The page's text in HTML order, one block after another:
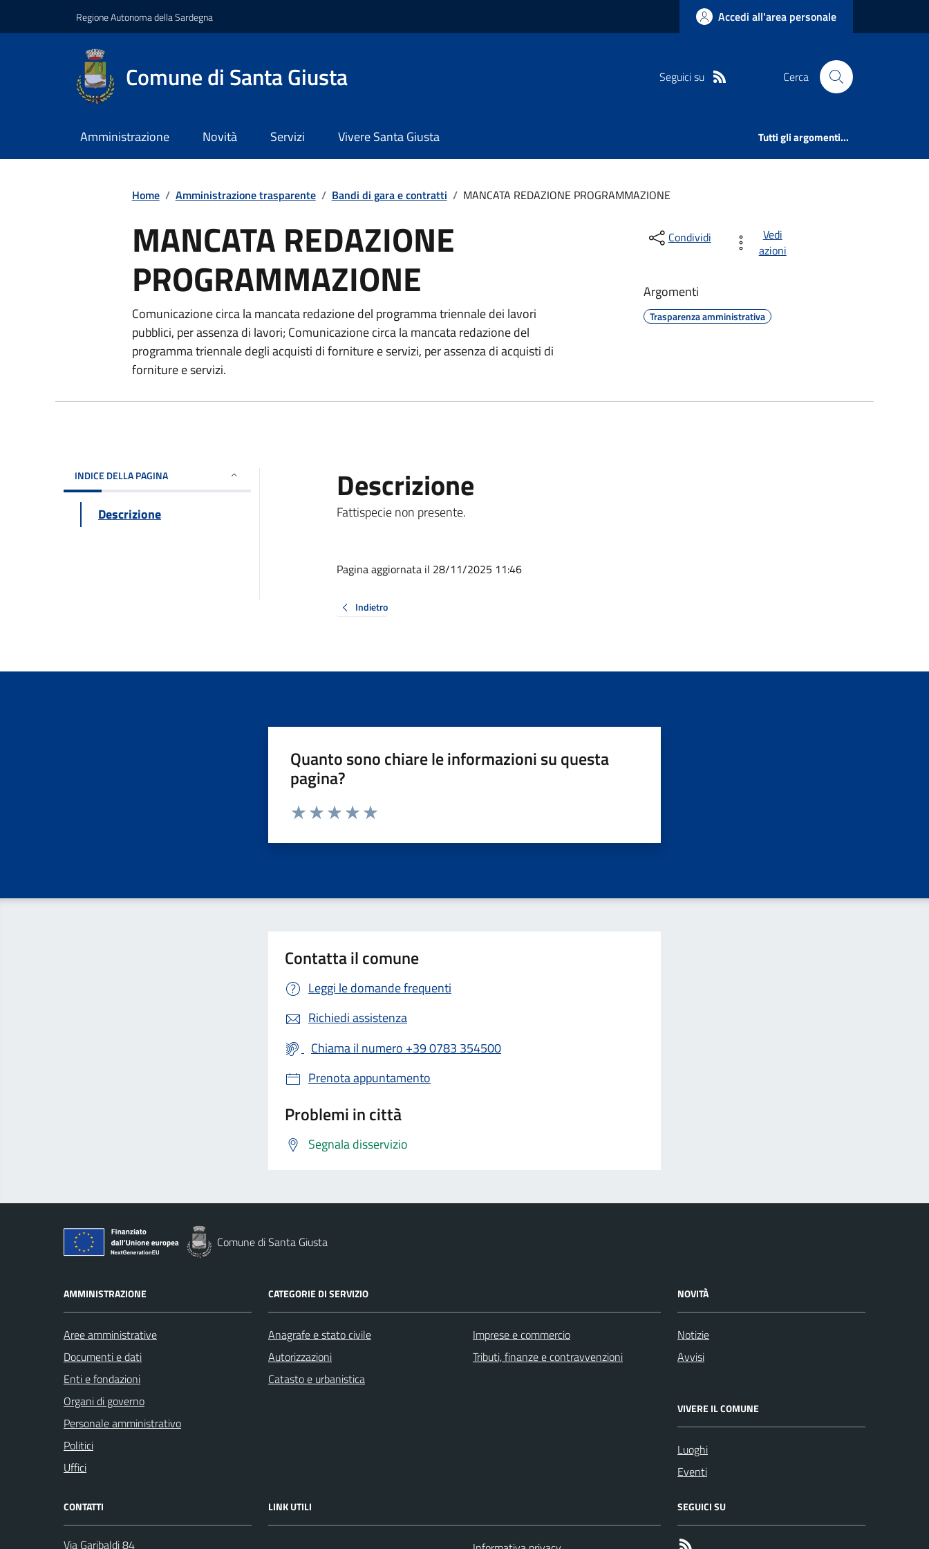
Regione Autonoma della Sardegna Accedi all'area personale
Comune di Santa Giusta Seguici su Cerca
Amministrazione Novità Servizi Vivere Santa Giusta Tutti gli argomenti...
Home / Amministrazione trasparente / Bandi di gara e contratti / MANCATA REDAZIONE PROGRAMMAZIONE
MANCATA REDAZIONE
PROGRAMMAZIONE
Comunicazione circa la mancata redazione del programma triennale dei lavori
pubblici, per assenza di lavori; Comunicazione circa la mancata redazione del
programma triennale degli acquisti di forniture e servizi, per assenza di acquisti di
forniture e servizi.
Condividi
Vedi
azioni
Argomenti
Trasparenza amministrativa
INDICE DELLA PAGINA
Descrizione
Descrizione
Fattispecie non presente.
Pagina aggiornata il 28/11/2025 11:46
Indietro
Quanto sono chiare le informazioni su questa
pagina?
Valuta da 1 a 5 stelle la pagina
Contatta il comune
Leggi le domande frequenti
Richiedi assistenza
Chiama il numero +39 0783 354500
Prenota appuntamento
Problemi in città
Segnala disservizio
Comune di Santa Giusta
AMMINISTRAZIONE
Aree amministrative
Documenti e dati
Enti e fondazioni
Organi di governo
Personale amministrativo
Politici
Uffici
CATEGORIE DI SERVIZIO
Anagrafe e stato civile
Autorizzazioni
Catasto e urbanistica
Imprese e commercio
Tributi, finanze e contravvenzioni
NOVITÀ
Notizie
Avvisi
VIVERE IL COMUNE
Luoghi
Eventi
CONTATTI
Via Garibaldi 84
LINK UTILI SEGUICI SU